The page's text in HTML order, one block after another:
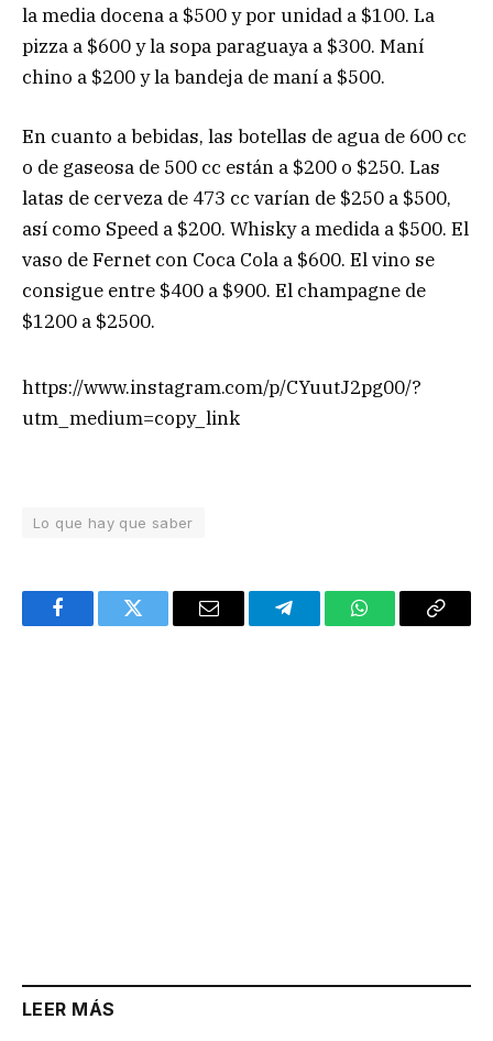
la media docena a $500 y por unidad a $100. La
pizza a $600 y la sopa paraguaya a $300. Maní
chino a $200 y la bandeja de maní a $500.
En cuanto a bebidas, las botellas de agua de 600 cc
o de gaseosa de 500 cc están a $200 o $250. Las
latas de cerveza de 473 cc varían de $250 a $500,
así como Speed a $200. Whisky a medida a $500. El
vaso de Fernet con Coca Cola a $600. El vino se
consigue entre $400 a $900. El champagne de
$1200 a $2500.
https://www.instagram.com/p/CYuutJ2pg00/?
utm_medium=copy_link
Lo que hay que saber
FacebookTwitter Email TelegramWhatsAppCopy
LEER MÁS